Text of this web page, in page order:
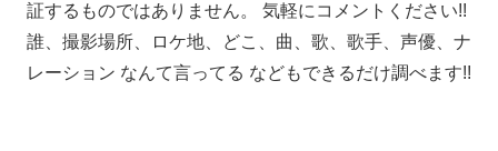
証するものではありません。 気軽にコメントください!!
誰、撮影場所、ロケ地、どこ、曲、歌、歌手、声優、ナ
レーション なんて言ってる などもできるだけ調べます!!